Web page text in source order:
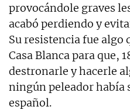
provocándole graves
acabó perdiendo y
Su resistencia fue algo
Casa Blanca para que,
destronarle y hacerle
ningún peleador había
español.